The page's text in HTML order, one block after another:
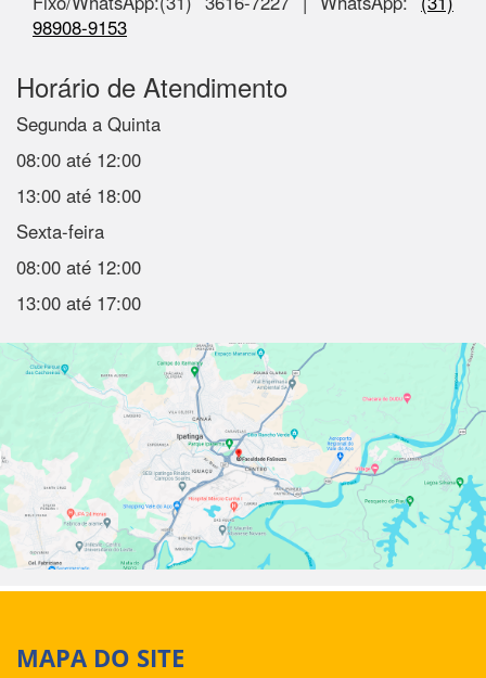
98908-9153
Horário de Atendimento
Segunda a Quinta
08:00 até 12:00
13:00 até 18:00
Sexta-feira
08:00 até 12:00
13:00 até 17:00
MAPA DO SITE